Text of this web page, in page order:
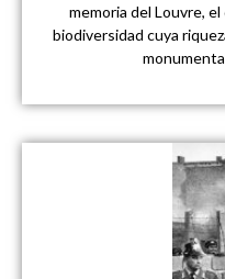
memoria del Louvre,
biodiversidad cuya